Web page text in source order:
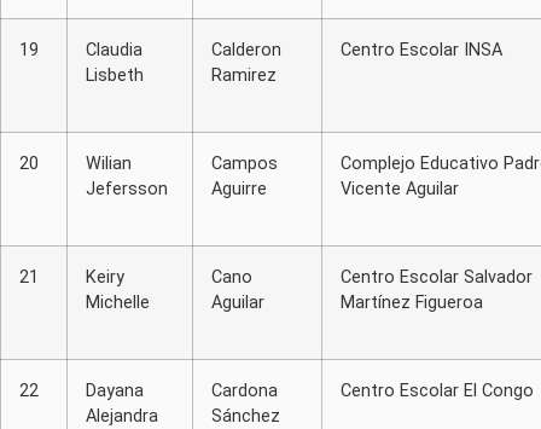
19
Claudia
Lisbeth
Calderon
Ramirez
Centro Escolar INSA
20
Wilian
Jefersson
Campos
Aguirre
Complejo Educativo
Vicente Aguilar
21
Keiry
Michelle
Cano
Aguilar
Centro Escolar Salvador
Martínez Figueroa
22
Dayana
Alejandra
Cardona
Sánchez
Centro Escolar El Congo